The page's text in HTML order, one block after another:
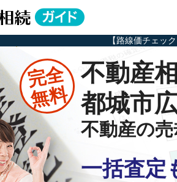
【路線価チェッ
完全
無料
不動産
都城市
不動産の
一括査定